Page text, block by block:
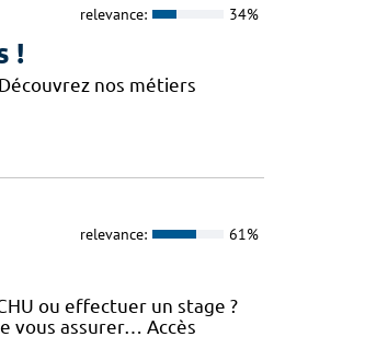
relevance: 34%
!
nos métiers
relevance: 61%
ou effectuer un stage ?
vous assurer… Accès